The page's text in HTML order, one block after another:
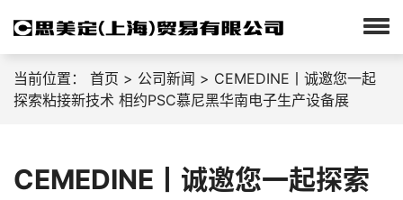
当前位置： 首页 > 公司新闻 > CEMEDINE丨诚邀您一起
探索粘接新技术 相约PSC慕尼黑华南电子生产设备展
CEMEDINE丨诚邀您一起探索